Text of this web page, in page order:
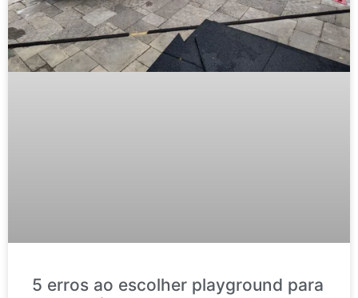
5 erros ao escolher playground para